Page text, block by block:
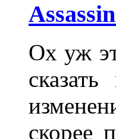
Ох уж
скорее